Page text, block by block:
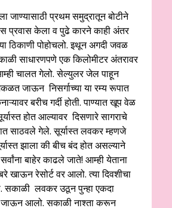
प्रथम समुद्रातून बोटीने
प्रवास केला व पुढे कारने काही अंतर
ठिकाणी पोहोचलो. इथून अगदी जवळ
साधारणपणे एक किलोमीटर अंतरावर
चालत गेलो. सेल्युलर जेल पाहून
जाऊन निसर्गाच्या या रम्य रूपात
बरीच गर्दी होती. पाण्यात खूप वेळ
होत आल्यावर दिसणारे सागराचे
साठवले गेले. सूर्यास्त लवकर म्हणजे
झाला की बीच बंद होत असल्याने
बाहेर काढले जाते! आम्ही येताना
खाऊन रेसोर्ट वर आलो. त्या दिवशीचा
सकाळी लवकर उठून पुन्हा एकदा
जाऊन आलो. सकाळी नाश्ता करून